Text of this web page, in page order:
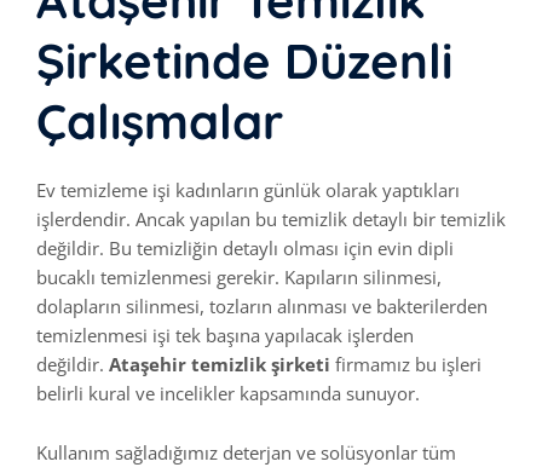
Şirketinde Düzenli
Çalışmalar
Ev temizleme işi kadınların günlük olarak yaptıkları
işlerdendir. Ancak yapılan bu temizlik detaylı bir temizlik
değildir. Bu temizliğin detaylı olması için evin dipli
bucaklı temizlenmesi gerekir. Kapıların silinmesi,
dolapların silinmesi, tozların alınması ve bakterilerden
temizlenmesi işi tek başına yapılacak işlerden
değildir. Ataşehir temizlik şirketi firmamız bu işleri
belirli kural ve incelikler kapsamında sunuyor.
Kullanım sağladığımız deterjan ve solüsyonlar tüm